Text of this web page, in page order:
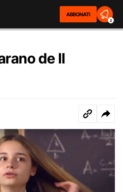
ABBONATI
2
de Il